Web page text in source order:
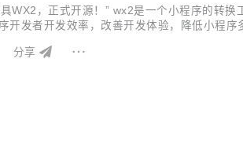
WX2，正式开源！” wx2是一个小程序的转
开发者开发效率，改善开发体验，降低小程
针对多平台小程序的差异性...
分享